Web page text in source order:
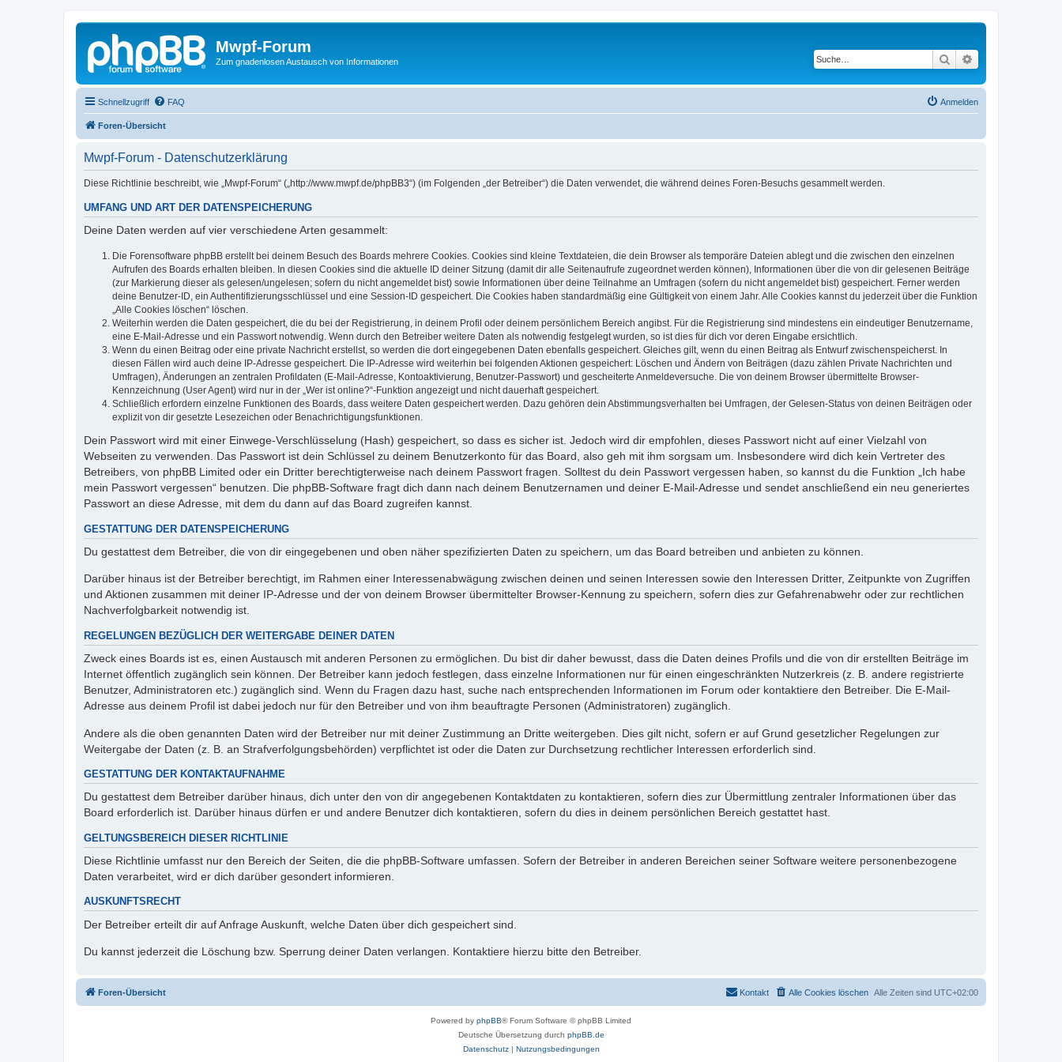
Mwpf-Forum
Zum gnadenlosen Austausch von Informationen Suche
Schnellzugriff FAQ Anmelden
Foren-Übersicht
Mwpf-Forum - Datenschutzerklärung
Diese Richtlinie beschreibt, wie „Mwpf-Forum“ („http://www.mwpf.de/phpBB3“) (im Folgenden „der Betreiber“) die Daten verwendet, die während deines Foren-Besuchs gesammelt werden.
UMFANG UND ART DER DATENSPEICHERUNG
Deine Daten werden auf vier verschiedene Arten gesammelt:
Die Forensoftware phpBB erstellt bei deinem Besuch des Boards mehrere Cookies. Cookies sind kleine Textdateien, die dein Browser als temporäre Dateien ablegt und die zwischen den einzelnen
Aufrufen des Boards erhalten bleiben. In diesen Cookies sind die aktuelle ID deiner Sitzung (damit dir alle Seitenaufrufe zugeordnet werden können), Informationen über die von dir gelesenen Beiträge
(zur Markierung dieser als gelesen/ungelesen; sofern du nicht angemeldet bist) sowie Informationen über deine Teilnahme an Umfragen (sofern du nicht angemeldet bist) gespeichert. Ferner werden
deine Benutzer-ID, ein Authentifizierungsschlüssel und eine Session-ID gespeichert. Die Cookies haben standardmäßig eine Gültigkeit von einem Jahr. Alle Cookies kannst du jederzeit über die Funktion
„Alle Cookies löschen“ löschen.
Weiterhin werden die Daten gespeichert, die du bei der Registrierung, in deinem Profil oder deinem persönlichem Bereich angibst. Für die Registrierung sind mindestens ein eindeutiger Benutzername,
eine E-Mail-Adresse und ein Passwort notwendig. Wenn durch den Betreiber weitere Daten als notwendig festgelegt wurden, so ist dies für dich vor deren Eingabe ersichtlich.
Wenn du einen Beitrag oder eine private Nachricht erstellst, so werden die dort eingegebenen Daten ebenfalls gespeichert. Gleiches gilt, wenn du einen Beitrag als Entwurf zwischenspeicherst. In
diesen Fällen wird auch deine IP-Adresse gespeichert. Die IP-Adresse wird weiterhin bei folgenden Aktionen gespeichert: Löschen und Ändern von Beiträgen (dazu zählen Private Nachrichten und
Umfragen), Änderungen an zentralen Profildaten (E-Mail-Adresse, Kontoaktivierung, Benutzer-Passwort) und gescheiterte Anmeldeversuche. Die von deinem Browser übermittelte Browser-
Kennzeichnung (User Agent) wird nur in der „Wer ist online?“-Funktion angezeigt und nicht dauerhaft gespeichert.
Schließlich erfordern einzelne Funktionen des Boards, dass weitere Daten gespeichert werden. Dazu gehören dein Abstimmungsverhalten bei Umfragen, der Gelesen-Status von deinen Beiträgen oder
explizit von dir gesetzte Lesezeichen oder Benachrichtigungsfunktionen.
Dein Passwort wird mit einer Einwege-Verschlüsselung (Hash) gespeichert, so dass es sicher ist. Jedoch wird dir empfohlen, dieses Passwort nicht auf einer Vielzahl von
Webseiten zu verwenden. Das Passwort ist dein Schlüssel zu deinem Benutzerkonto für das Board, also geh mit ihm sorgsam um. Insbesondere wird dich kein Vertreter des
Betreibers, von phpBB Limited oder ein Dritter berechtigterweise nach deinem Passwort fragen. Solltest du dein Passwort vergessen haben, so kannst du die Funktion „Ich habe
mein Passwort vergessen“ benutzen. Die phpBB-Software fragt dich dann nach deinem Benutzernamen und deiner E-Mail-Adresse und sendet anschließend ein neu generiertes
Passwort an diese Adresse, mit dem du dann auf das Board zugreifen kannst.
GESTATTUNG DER DATENSPEICHERUNG
Du gestattest dem Betreiber, die von dir eingegebenen und oben näher spezifizierten Daten zu speichern, um das Board betreiben und anbieten zu können.
Darüber hinaus ist der Betreiber berechtigt, im Rahmen einer Interessenabwägung zwischen deinen und seinen Interessen sowie den Interessen Dritter, Zeitpunkte von Zugriffen
und Aktionen zusammen mit deiner IP-Adresse und der von deinem Browser übermittelter Browser-Kennung zu speichern, sofern dies zur Gefahrenabwehr oder zur rechtlichen
Nachverfolgbarkeit notwendig ist.
REGELUNGEN BEZÜGLICH DER WEITERGABE DEINER DATEN
Zweck eines Boards ist es, einen Austausch mit anderen Personen zu ermöglichen. Du bist dir daher bewusst, dass die Daten deines Profils und die von dir erstellten Beiträge im
Internet öffentlich zugänglich sein können. Der Betreiber kann jedoch festlegen, dass einzelne Informationen nur für einen eingeschränkten Nutzerkreis (z. B. andere registrierte
Benutzer, Administratoren etc.) zugänglich sind. Wenn du Fragen dazu hast, suche nach entsprechenden Informationen im Forum oder kontaktiere den Betreiber. Die E-Mail-
Adresse aus deinem Profil ist dabei jedoch nur für den Betreiber und von ihm beauftragte Personen (Administratoren) zugänglich.
Andere als die oben genannten Daten wird der Betreiber nur mit deiner Zustimmung an Dritte weitergeben. Dies gilt nicht, sofern er auf Grund gesetzlicher Regelungen zur
Weitergabe der Daten (z. B. an Strafverfolgungsbehörden) verpflichtet ist oder die Daten zur Durchsetzung rechtlicher Interessen erforderlich sind.
GESTATTUNG DER KONTAKTAUFNAHME
Du gestattest dem Betreiber darüber hinaus, dich unter den von dir angegebenen Kontaktdaten zu kontaktieren, sofern dies zur Übermittlung zentraler Informationen über das
Board erforderlich ist. Darüber hinaus dürfen er und andere Benutzer dich kontaktieren, sofern du dies in deinem persönlichen Bereich gestattet hast.
GELTUNGSBEREICH DIESER RICHTLINIE
Diese Richtlinie umfasst nur den Bereich der Seiten, die die phpBB-Software umfassen. Sofern der Betreiber in anderen Bereichen seiner Software weitere personenbezogene
Daten verarbeitet, wird er dich darüber gesondert informieren.
AUSKUNFTSRECHT
Der Betreiber erteilt dir auf Anfrage Auskunft, welche Daten über dich gespeichert sind.
Du kannst jederzeit die Löschung bzw. Sperrung deiner Daten verlangen. Kontaktiere hierzu bitte den Betreiber.
Foren-Übersicht Alle Zeiten sind UTC+02:00
Alle Cookies löschen
Kontakt
Powered by phpBB® Forum Software © phpBB Limited
Deutsche Übersetzung durch phpBB.de
Datenschutz| Nutzungsbedingungen